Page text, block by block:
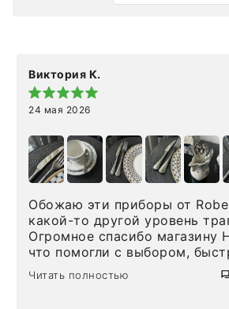
Виктория К.
24 мая 2026
Обожаю эти приборы от
какой-то другой уровень
Огромное спасибо магазину
что помогли с выбором,
доставкой и высоким
была здесь лично, забирала
внутри очень много
Читать полностью